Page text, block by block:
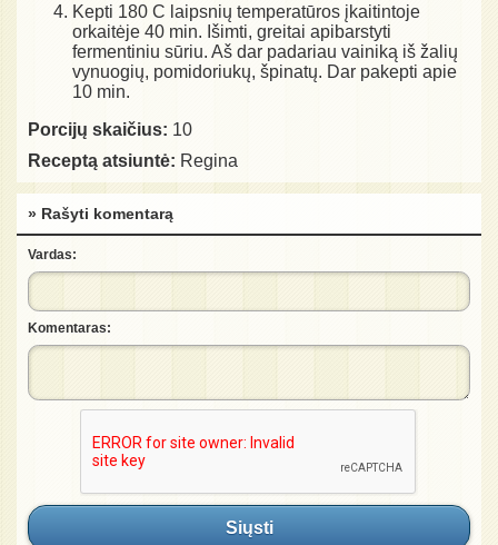
Kepti 180 C laipsnių temperatūros įkaitintoje
orkaitėje 40 min. Išimti, greitai apibarstyti
fermentiniu sūriu. Aš dar padariau vainiką iš žalių
vynuogių, pomidoriukų, špinatų. Dar pakepti apie
10 min.
Porcijų skaičius: 10
Receptą atsiuntė: Regina
» Rašyti komentarą
Vardas:
Komentaras:
Siųsti